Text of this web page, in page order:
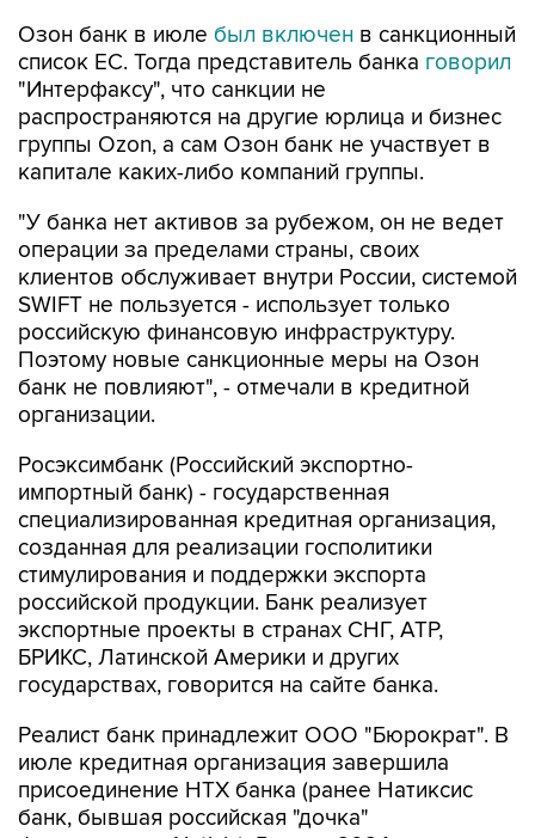
Озон банк в июле был включен в санкционный
список ЕС. Тогда представитель банка говорил
"Интерфаксу", что санкции не
распространяются на другие юрлица и бизнес
группы Ozon, а сам Озон банк не участвует в
капитале каких-либо компаний группы.
"У банка нет активов за рубежом, он не ведет
операции за пределами страны, своих
клиентов обслуживает внутри России, системой
SWIFT не пользуется - использует только
российскую финансовую инфраструктуру.
Поэтому новые санкционные меры на Озон
банк не повлияют", - отмечали в кредитной
организации.
Росэксимбанк (Российский экспортно-
импортный банк) - государственная
специализированная кредитная организация,
созданная для реализации госполитики
стимулирования и поддержки экспорта
российской продукции. Банк реализует
экспортные проекты в странах СНГ, АТР,
БРИКС, Латинской Америки и других
государствах, говорится на сайте банка.
Реалист банк принадлежит ООО "Бюрократ". В
июле кредитная организация завершила
присоединение НТХ банка (ранее Натиксис
банк, бывшая российская "дочка"